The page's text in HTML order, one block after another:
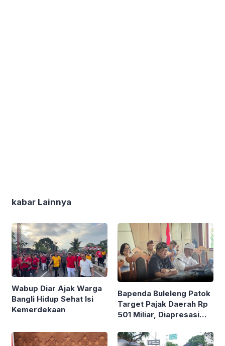
kabar Lainnya
Wabup Diar Ajak Warga
Bangli Hidup Sehat Isi
Kemerdekaan
Bapenda Buleleng Patok
Target Pajak Daerah Rp
501 Miliar, Diapresasi